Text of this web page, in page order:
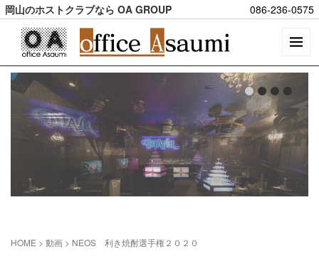
岡山のホストクラブなら OA GROUP 086-236-0575
HOME > 動画 > NEOS 利き焼酎選手権２０２０